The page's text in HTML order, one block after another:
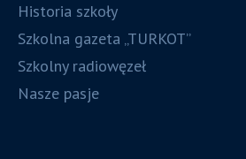
Historia szkoły
Szkolna gazeta „TURKOT”
Szkolny radiowęzeł
Nasze pasje